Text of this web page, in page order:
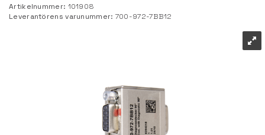
Artikelnummer: 101908
Leverantörens varunummer: 700-972-7BB12